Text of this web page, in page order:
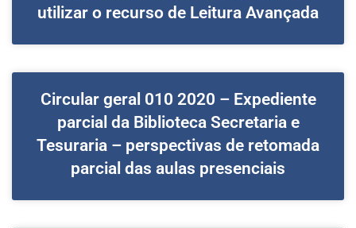
utilizar o recurso de Leitura Avançada
Circular geral 010 2020 – Expediente
parcial da Biblioteca Secretaria e
Tesuraria – perspectivas de retomada
parcial das aulas presenciais